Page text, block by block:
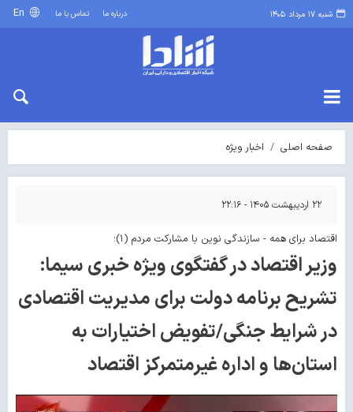
شنبه ۱۷ مرداد ۱۴۰۵ درباره ما تماس با ما
صفحه اصلی اخبار ویژه
۲۲ اردیبهشت ۱۴۰۵ - ۲۲:۱۶
اقتصاد برای همه - سازندگی نوین با مشارکت مردم (۱)؛
وزیر اقتصاد در گفتگوی ویژه خبری سیما:
تشریح برنامه دولت برای مدیریت اقتصادی
در شرایط جنگی/تفویض اختیارات به
استان‌ها و اداره غیرمتمرکز اقتصاد